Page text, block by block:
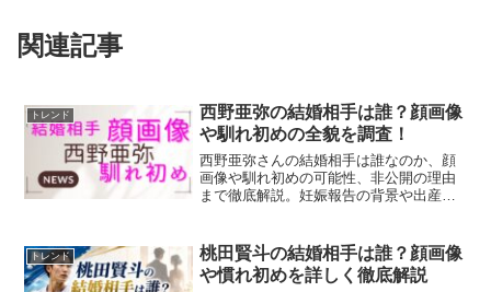
関連記事
トレンド
西野亜弥の結婚相手は誰？顔画像
や馴れ初めの全貌を調査！
西野亜弥さんの結婚相手は誰なのか、顔
画像や馴れ初めの可能性、非公開の理由
まで徹底解説。妊娠報告の背景や出産時
トレンド
桃田賢斗の結婚相手は誰？顔画像
や慣れ初めを詳しく徹底解説